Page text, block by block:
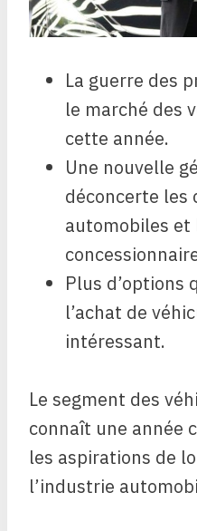
La guerre des
le marché des
cette année.
Une nouvelle
déconcerte les
automobiles et
Plus d’options
l’achat de
intéressant.
Le segment des
connaît une année
les aspirations de
l’industrie